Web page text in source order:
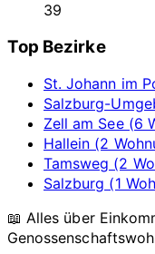
39
Top Bezirke
St. Johann im
Salzburg-
Zell am See (6
Hallein (2
Tamsweg (2
Salzburg (1
📖 Alles über